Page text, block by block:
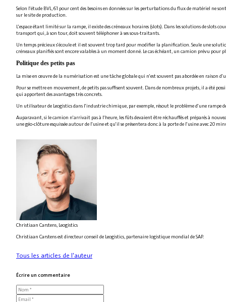
Selon l'étude BVL, 61 pour cent des besoins en données sur les perturbations du flux de matériel
sur le site de production.
L'espace étant limité sur la rampe, il existe des créneaux horaires (slots). Dans les solutions de
transport qui, à son tour, doit souvent téléphoner à ses sous-traitants.
Un temps précieux s'écoule et il est souvent trop tard pour modifier la planification. Seule une
créneaux planifiés sont encore valables à un moment donné. Le cas échéant, un camion prévu pour
Politique des petits pas
La mise en œuvre de la numérisation est une tâche globale qui n'est souvent pas abordée en raison
Pour se mettre en mouvement, de petits pas suffisent souvent. Dans de nombreux projets, il a été
qui apportent des avantages très concrets.
Un utilisateur de Leogistics dans l'industrie chimique, par exemple, résout le problème d'une rampe
Auparavant, si le camion n'arrivait pas à l'heure, les fûts devaient être réchauffés et préparés à
une géo-clôture esquissée autour de l'usine et qu'il se présentera donc à la porte de l'usine avec 20
Christiaan Carstens, Leogistics
Christiaan Carstens est directeur conseil de Leogistics, partenaire logistique mondial de SAP.
Tous les articles de l'auteur
Écrire un commentaire